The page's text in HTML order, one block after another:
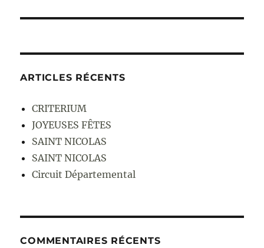
ARTICLES RÉCENTS
CRITERIUM
JOYEUSES FÊTES
SAINT NICOLAS
SAINT NICOLAS
Circuit Départemental
COMMENTAIRES RÉCENTS